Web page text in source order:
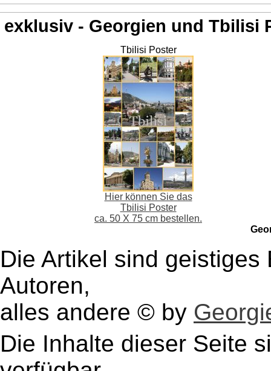
exklusiv - Georgien und Tbilisi
Tbilisi Poster
Hier können Sie das
Tbilisi Poster
ca. 50 X 75 cm bestellen.
Die Artikel sind
Autoren,
alles andere © by
Die Inhalte dieser Seite